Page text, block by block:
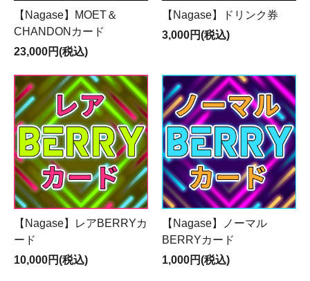
【Nagase】MOET＆
CHANDONカード
23,000円(税込)
【Nagase】ドリンク券
3,000円(税込)
【Nagase】レアBERRYカ
ード
10,000円(税込)
【Nagase】ノーマル
BERRYカード
1,000円(税込)